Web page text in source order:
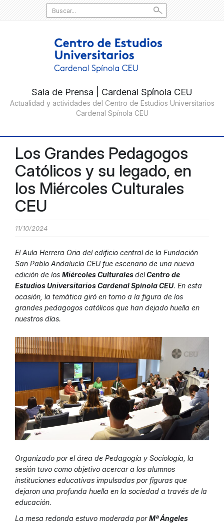
Search
for:
Los Grandes Pedagogos
Católicos y su legado, en
los Miércoles Culturales
CEU
11/10/2024
El Aula Herrera Oria del edificio central de la Fundación
San Pablo Andalucía CEU fue escenario de una nueva
edición de los Miércoles CulturalesdelCentro de
Estudios Universitarios Cardenal Spínola CEU. En esta
ocasión, la temática giró en torno a la figura de los
grandes pedagogos católicos que han dejado huella en
nuestros días.
Organizado por el área de Pedagogía y Sociología, la
sesión tuvo como objetivo acercar a los alumnos
instituciones educativas impulsadas por figuras que
dejaron una profunda huella en la sociedad a través de la
educación.
La mesa redonda estuvo moderada porMª Ángeles